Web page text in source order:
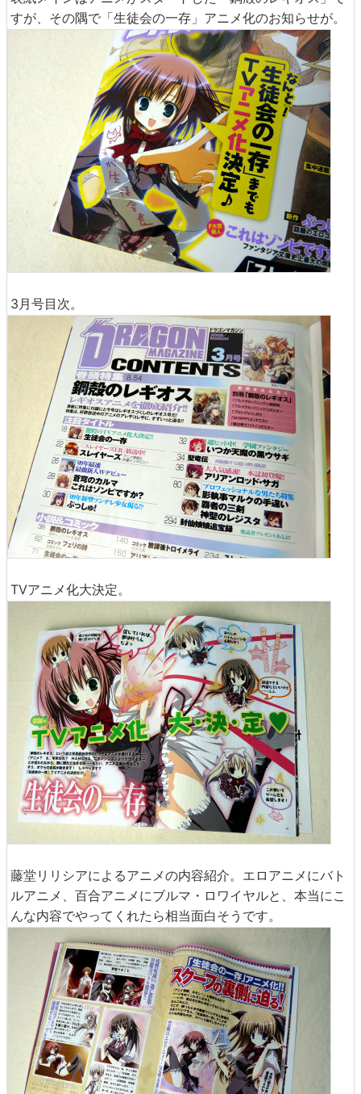
すが、その隅で「生徒会の一存」アニメ化のお知らせが。
3月号目次。
TVアニメ化大決定。
藤堂リリシアによるアニメの内容紹介。エロアニメにバト
ルアニメ、百合アニメにブルマ・ロワイヤルと、本当にこ
んな内容でやってくれたら相当面白そうです。